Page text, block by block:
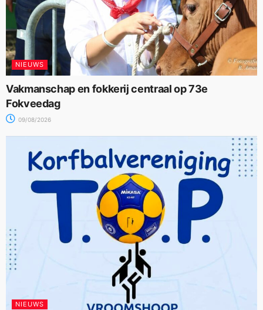
NIEUWS
Vakmanschap en fokkerij centraal op 73e
Fokveedag
09/08/2026
NIEUWS